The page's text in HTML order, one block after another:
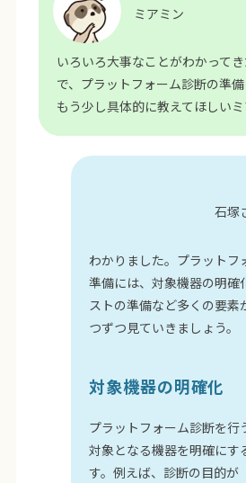
ミアミン
いろいろ大事なことがわかって
で、プラットフォーム診断の準備
もう少し具体的に教えてほしいミ
石塚
わかりました。プラットフ
準備には、対象機器の明確
ストの準備など多くの要素
つずつ見ていきましょう。
対象機器の明確化
プラットフォーム診断を行
対象となる機器を明確にす
す。例えば、診断の目的が